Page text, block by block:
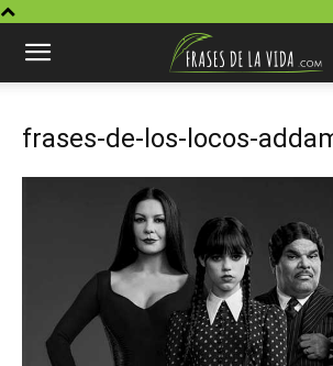
frases-de-los-locos-